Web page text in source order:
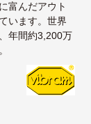
富んだアウト
います。世界
年間約3,200万